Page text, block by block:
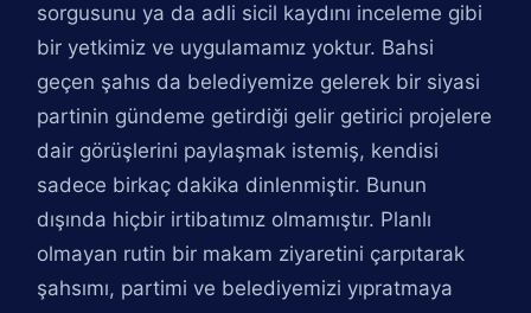
sorgusunu ya da adli sicil kaydını inceleme gibi
bir yetkimiz ve uygulamamız yoktur. Bahsi
geçen şahıs da belediyemize gelerek bir siyasi
partinin gündeme getirdiği gelir getirici projelere
dair görüşlerini paylaşmak istemiş, kendisi
sadece birkaç dakika dinlenmiştir. Bunun
dışında hiçbir irtibatımız olmamıştır. Planlı
olmayan rutin bir makam ziyaretini çarpıtarak
şahsımı, partimi ve belediyemizi yıpratmaya